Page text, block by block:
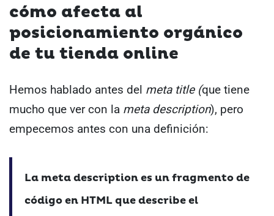
cómo afecta al
posicionamiento orgánico
de tu tienda online
Hemos hablado antes del meta title (que tiene
mucho que ver con la meta description), pero
empecemos antes con una definición:
La meta description es un fragmento de
código en HTML que describe el